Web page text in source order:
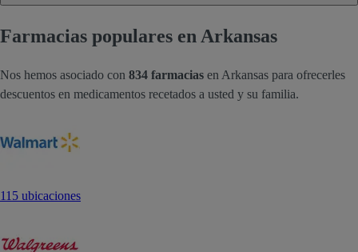
Farmacias populares en Arkansas
Nos hemos asociado con 834 farmacias en Arkansas para ofrecerles
descuentos en medicamentos recetados a usted y su familia.
115 ubicaciones